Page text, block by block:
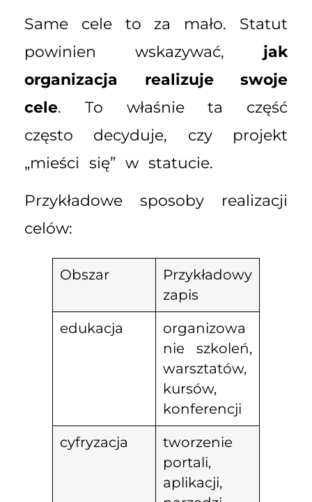
Same cele to za mało. Statut
powinien wskazywać, jak
organizacja realizuje swoje
cele. To właśnie ta część
często decyduje, czy projekt
„mieści się” w statucie.
Przykładowe sposoby realizacji
celów:
Obszar
Przykładowy
zapis
edukacja
organizowa
nie szkoleń,
warsztatów,
kursów,
konferencji
cyfryzacja
tworzenie
portali,
aplikacji,